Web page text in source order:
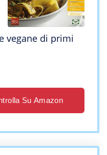
vegane di primi
Su Amazon